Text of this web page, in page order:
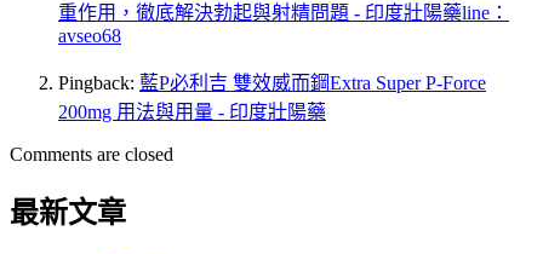
重作用，徹底解決勃起與射精問題 - 印度壯陽藥line：
avseo68
Pingback: 藍P必利吉 雙效威而鋼Extra Super P-Force
200mg 用法與用量 - 印度壯陽藥
Comments are closed
最新文章